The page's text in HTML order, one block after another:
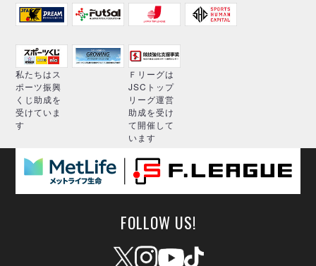
私たちはス
ポーツ振興
くじ助成を
受けていま
す
Ｆリーグは
JSCトップ
リーグ運営
助成を受け
て開催して
います
FOLLOW US!